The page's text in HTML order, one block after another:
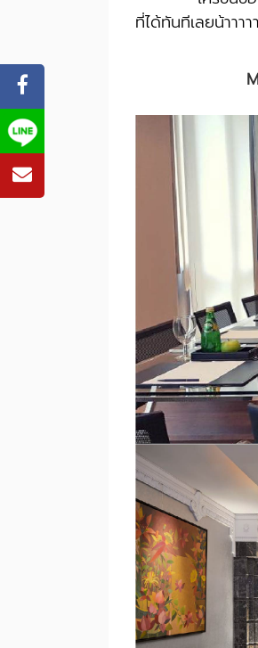
ที่ได้ทันทีเลยน้าาาาา